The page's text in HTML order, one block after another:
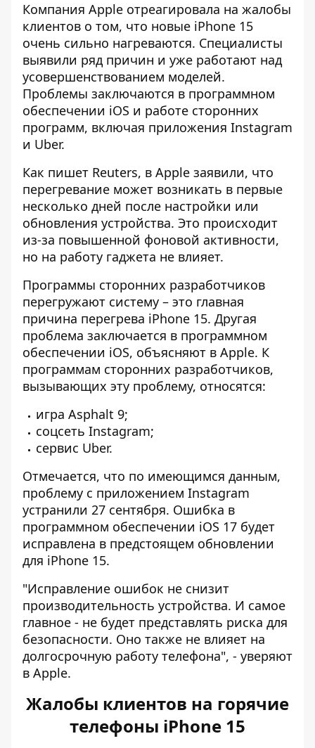
Компания Apple отреагировала на жалобы
клиентов о том, что новые iPhone 15
очень сильно нагреваются. Специалисты
выявили ряд причин и уже работают над
усовершенствованием моделей.
Проблемы заключаются в программном
обеспечении iOS и работе сторонних
программ, включая приложения Instagram
и Uber.
Как пишет Reuters, в Apple заявили, что
перегревание может возникать в первые
несколько дней после настройки или
обновления устройства. Это происходит
из-за повышенной фоновой активности,
но на работу гаджета не влияет.
Программы сторонних разработчиков
перегружают систему – это главная
причина перегрева iPhone 15. Другая
проблема заключается в программном
обеспечении iOS, объясняют в Apple. К
программам сторонних разработчиков,
вызывающих эту проблему, относятся:
игра Asphalt 9;
соцсеть Instagram;
сервис Uber.
Отмечается, что по имеющимся данным,
проблему с приложением Instagram
устранили 27 сентября. Ошибка в
программном обеспечении iOS 17 будет
исправлена ​​в предстоящем обновлении
для iPhone 15.
"Исправление ошибок не снизит
производительность устройства. И самое
главное - не будет представлять риска для
безопасности. Оно также не влияет на
долгосрочную работу телефона", - уверяют
в Apple.
Жалобы клиентов на горячие
телефоны iPhone 15